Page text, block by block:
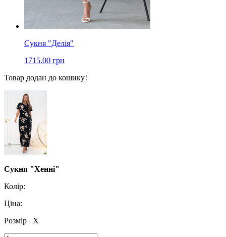
Сукня "Делія"
1715.00 грн
Товар додан до кошику!
Сукня "Хенні"
Колір:
Ціна:
Розмір
X